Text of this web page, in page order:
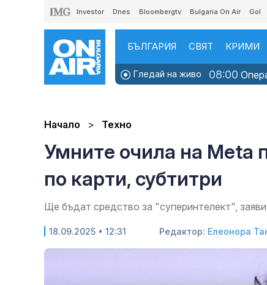
Investor Dnes Bloombergtv Bulgaria On Air Gol
БЪЛГАРИЯ СВЯТ КРИМИ
Гледай на живо 08:00
Начало Техно
Умните очила на Meta
по карти, субтитри
Ще бъдат средство за "суперинтелект",
18.09.2025 • 12:31 Редактор: Елеонора